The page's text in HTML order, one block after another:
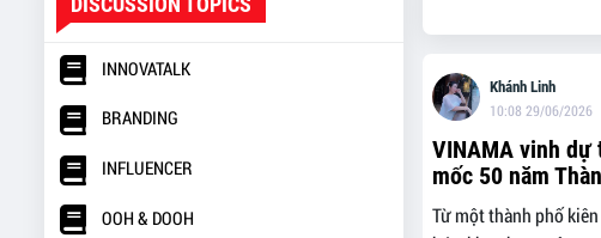
Khánh Linh
10:08 29/06/2026
VINAMA vinh dự
mốc 50 năm
Từ một thành phố
INNOVATALK
BRANDING
INFLUENCER
OOH & DOOH